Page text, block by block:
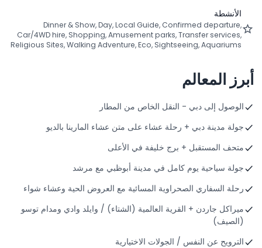
الأنشطة
Dinner & Show, Day, Local Guide, Confirmed departure,
Car/4WD hire, Shopping, Amusement parks, Transfer services,
Religious Sites, Walking Adventure, Eco, Sightseeing, Aquariums
أبرز المعالم
الوصول إلى دبي - النقل الخاص من المطار
جولة مدينة دبي + رحلة عشاء على متن عشاء المارينا بالديو
متحف المستقبل + برج خليفة في الأعلى
جولة سياحية يوم كامل في مدينة أبوظبي مع مرشد
رحلة السفاري الصحراوية المسائية مع العروض الحية وعشاء شواء
ميراكل جاردن + القرية العالمية (الشتاء) / وايلد وادي ومدام توسو
(الصيف)
الترويح عن النفس / الجولات الاختيارية